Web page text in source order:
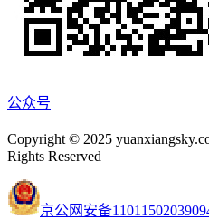
公众号
Copyright © 2025
Rights Reserved
京公网安备